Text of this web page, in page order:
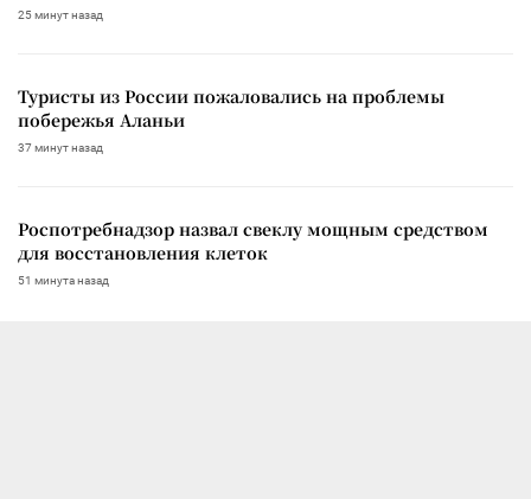
25 минут назад
Туристы из России пожаловались на проблемы
побережья Аланьи
37 минут назад
Роспотребнадзор назвал свеклу мощным средством
для восстановления клеток
51 минута назад